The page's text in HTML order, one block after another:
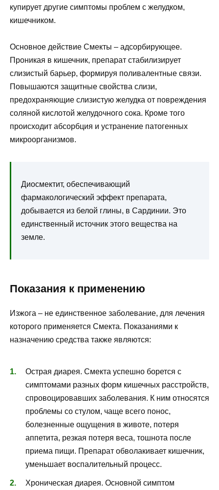
купирует другие симптомы проблем с желудком,
кишечником.
Основное действие Смекты – адсорбирующее.
Проникая в кишечник, препарат стабилизирует
слизистый барьер, формируя поливалентные связи.
Повышаются защитные свойства слизи,
предохраняющие слизистую желудка от повреждения
соляной кислотой желудочного сока. Кроме того
происходит абсорбция и устранение патогенных
микроорганизмов.
Диосмектит, обеспечивающий
фармакологический эффект препарата,
добывается из белой глины, в Сардинии. Это
единственный источник этого вещества на
земле.
Показания к применению
Изжога – не единственное заболевание, для лечения
которого применяется Смекта. Показаниями к
назначению средства также являются:
Острая диарея. Смекта успешно борется с
симптомами разных форм кишечных расстройств,
спровоцировавших заболевания. К ним относятся
проблемы со стулом, чаще всего понос,
болезненные ощущения в животе, потеря
аппетита, резкая потеря веса, тошнота после
приема пищи. Препарат обволакивает кишечник,
уменьшает воспалительный процесс.
Хроническая диарея. Основной симптом